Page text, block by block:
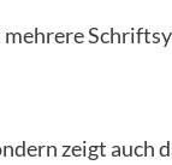
zeigt auch